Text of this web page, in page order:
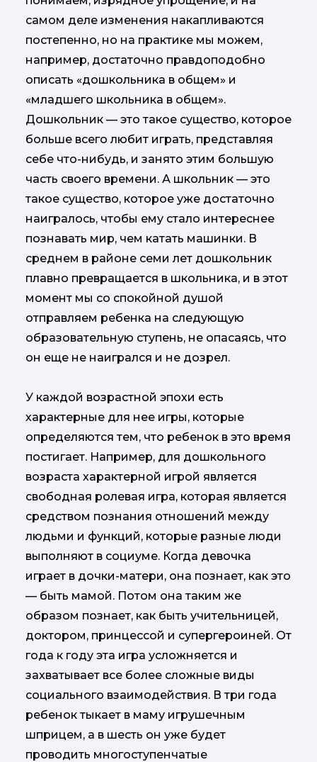
самом деле изменения накапливаются
постепенно, но на практике мы можем,
например, достаточно правдоподобно
описать «дошкольника в общем» и
«младшего школьника в общем».
Дошкольник — это такое существо, которое
больше всего любит играть, представляя
себе что-нибудь, и занято этим большую
часть своего времени. А школьник — это
такое существо, которое уже достаточно
наигралось, чтобы ему стало интереснее
познавать мир, чем катать машинки. В
среднем в районе семи лет дошкольник
плавно превращается в школьника, и в этот
момент мы со спокойной душой
отправляем ребенка на следующую
образовательную ступень, не опасаясь, что
он еще не наигрался и не дозрел.
У каждой возрастной эпохи есть
характерные для нее игры, которые
определяются тем, что ребенок в это время
постигает. Например, для дошкольного
возраста характерной игрой является
свободная ролевая игра, которая является
средством познания отношений между
людьми и функций, которые разные люди
выполняют в социуме. Когда девочка
играет в дочки-матери, она познает, как это
— быть мамой. Потом она таким же
образом познает, как быть учительницей,
доктором, принцессой и супергероиней. От
года к году эта игра усложняется и
захватывает все более сложные виды
социального взаимодействия. В три года
ребенок тыкает в маму игрушечным
шприцем, а в шесть он уже будет
проводить многоступенчатые